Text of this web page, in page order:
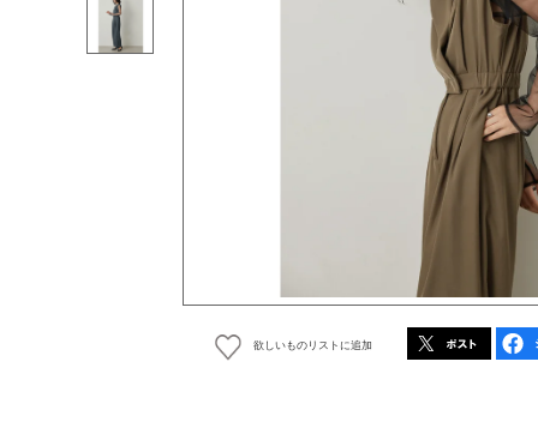
欲しいものリストに追加